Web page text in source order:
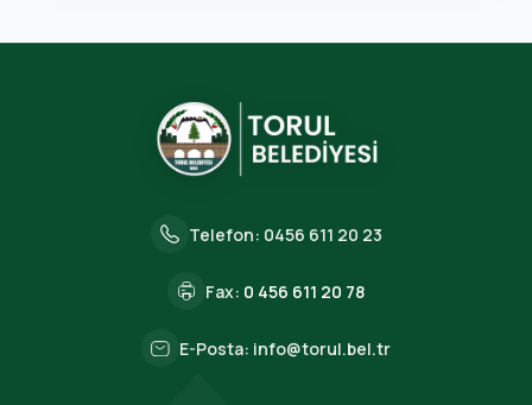
Telefon: 0456 611 20 23
Fax: 0 456 611 20 78
E-Posta: info@torul.bel.tr